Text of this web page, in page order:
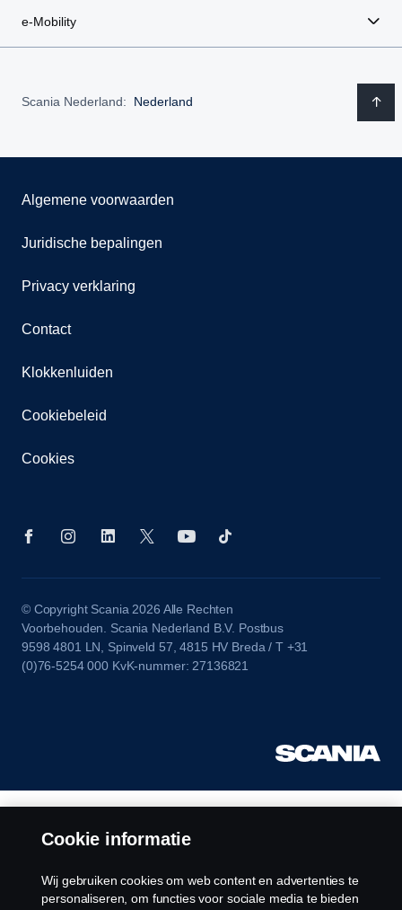
e-Mobility
Scania Nederland: Nederland
Algemene voorwaarden
Juridische bepalingen
Privacy verklaring
Contact
Klokkenluiden
Cookiebeleid
Cookies
© Copyright Scania 2026 Alle Rechten
Voorbehouden. Scania Nederland B.V. Postbus
9598 4801 LN, Spinveld 57, 4815 HV Breda / T +31
(0)76-5254 000 KvK-nummer: 27136821
Cookie informatie
Wij gebruiken cookies om web content en advertenties te
personaliseren, om functies voor sociale media te bieden